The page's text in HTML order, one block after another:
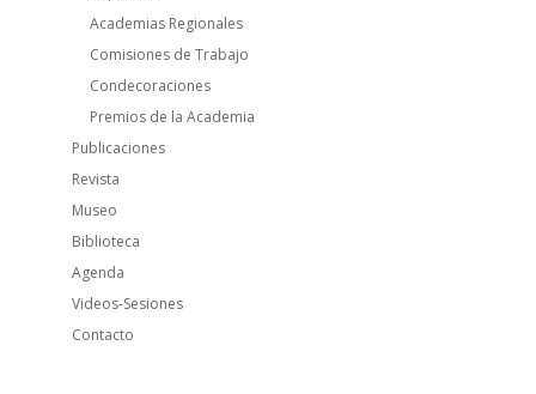
Academias Regionales
Comisiones de Trabajo
Condecoraciones
Premios de la Academia
Publicaciones
Revista
Museo
Biblioteca
Agenda
Videos-Sesiones
Contacto